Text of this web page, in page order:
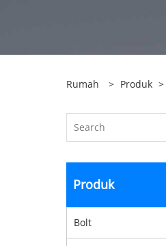
Rumah > Produk >
Produk
Bolt